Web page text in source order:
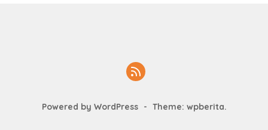
Powered by WordPress - Theme: wpberita.